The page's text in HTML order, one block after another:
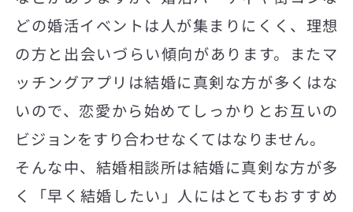
どの婚活イベントは人が集まりにくく、理想
の方と出会いづらい傾向があります。またマ
ッチングアプリは結婚に真剣な方が多くはな
いので、恋愛から始めてしっかりとお互いの
ビジョンをすり合わせなくてはなりません。
そんな中、結婚相談所は結婚に真剣な方が多
く「早く結婚したい」人にはとてもおすすめ